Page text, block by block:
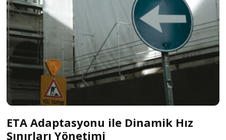
ETA Adaptasyonu ile Dinamik Hız
Sınırları Yönetimi